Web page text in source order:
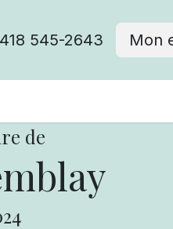
418 545-2643 Mon
de